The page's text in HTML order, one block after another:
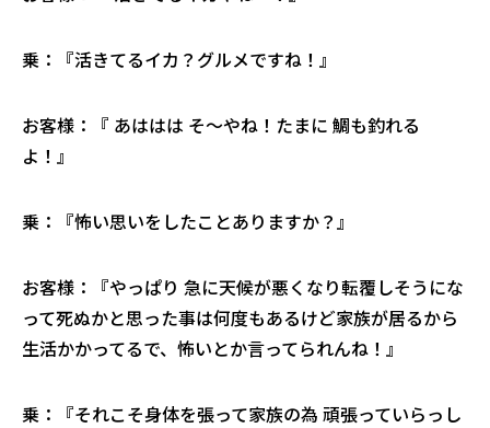
乗：『活きてるイカ？グルメですね！』
お客様：『 あははは そ～やね！たまに 鯛も釣れる
よ！』
乗：『怖い思いをしたことありますか？』
お客様：『やっぱり 急に天候が悪くなり転覆しそうにな
って死ぬかと思った事は何度もあるけど家族が居るから
生活かかってるで、怖いとか言ってられんね！』
乗：『それこそ身体を張って家族の為 頑張っていらっし